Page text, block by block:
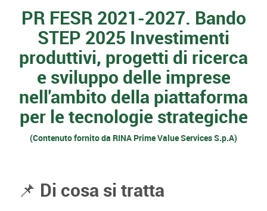
PR FESR 2021-2027. Bando
STEP 2025 Investimenti
produttivi, progetti di ricerca
e sviluppo delle imprese
nell'ambito della piattaforma
per le tecnologie strategiche
(Contenuto fornito da RINA Prime Value Services S.p.A)
📌 Di cosa si tratta